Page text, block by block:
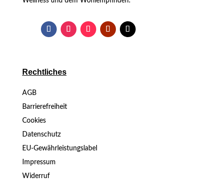
Rechtliches
AGB
Barrierefreiheit
Cookies
Datenschutz
EU-Gewährleistungslabel
Impressum
Widerruf